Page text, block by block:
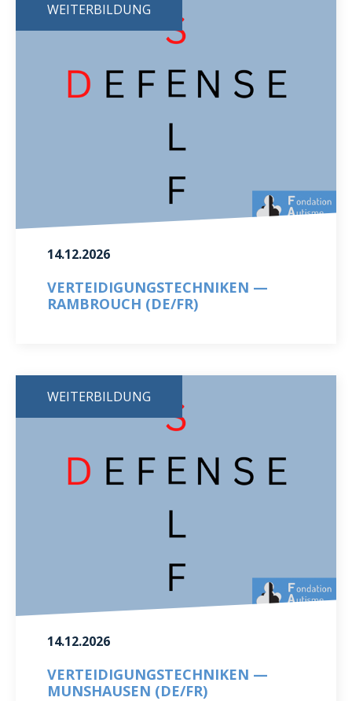
WEITERBILDUNG
14.12.2026
VERTEIDIGUNGSTECHNIKEN —
RAMBROUCH (DE/FR)
WEITERBILDUNG
14.12.2026
VERTEIDIGUNGSTECHNIKEN —
MUNSHAUSEN (DE/FR)